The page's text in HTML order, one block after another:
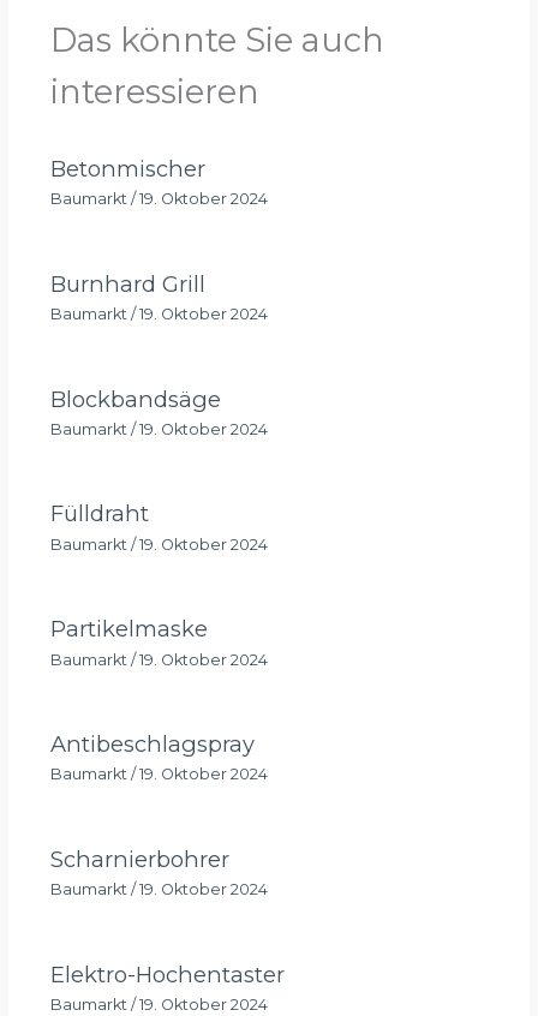
Das könnte Sie auch
interessieren
Betonmischer
Baumarkt/ 19. Oktober 2024
Burnhard Grill
Baumarkt/ 19. Oktober 2024
Blockbandsäge
Baumarkt / 19. Oktober 2024
Fülldraht
Baumarkt / 19. Oktober 2024
Partikelmaske
Baumarkt /19. Oktober 2024
Antibeschlagspray
Baumarkt/ 19. Oktober 2024
Scharnierbohrer
Baumarkt/ 19. Oktober 2024
Elektro-Hochentaster
Baumarkt/ 19. Oktober 2024